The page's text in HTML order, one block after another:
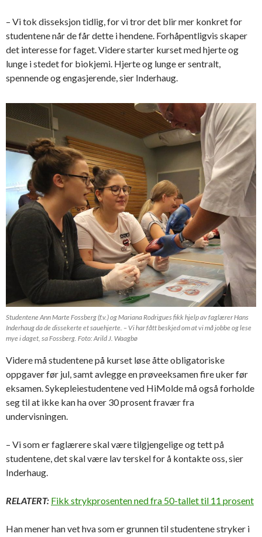
– Vi tok disseksjon tidlig, for vi tror det blir mer konkret for
studentene når de får dette i hendene. Forhåpentligvis skaper
det interesse for faget. Videre starter kurset med hjerte og
lunge i stedet for biokjemi. Hjerte og lunge er sentralt,
spennende og engasjerende, sier Inderhaug.
Studentene Ann Marte Fossberg (f.v.) og Mariana Rodrigues fikk hjelp av faglærer Hans
Inderhaug da de dissekerte et sauehjerte. – Vi har fått beskjed om at vi må jobbe og lese
mye i daget, sa Fossberg. Foto: Arild J. Waagbø
Videre må studentene på kurset løse åtte obligatoriske
oppgaver før jul, samt avlegge en prøveeksamen fire uker før
eksamen. Sykepleiestudentene ved HiMolde må også forholde
seg til at ikke kan ha over 30 prosent fravær fra
undervisningen.
– Vi som er faglærere skal være tilgjengelige og tett på
studentene, det skal være lav terskel for å kontakte oss, sier
Inderhaug.
RELATERT: Fikk strykprosenten ned fra 50-tallet til 11 prosent
Han mener han vet hva som er grunnen til studentene stryker i